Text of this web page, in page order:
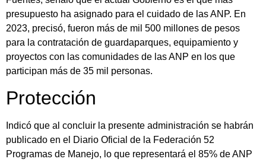
presupuesto ha asignado para el cuidado de las ANP. En
2023, precisó, fueron más de mil 500 millones de pesos
para la contratación de guardaparques, equipamiento y
proyectos con las comunidades de las ANP en los que
participan más de 35 mil personas.
Protección
Indicó que al concluir la presente administración se habrán
publicado en el Diario Oficial de la Federación 52
Programas de Manejo, lo que representará el 85% de ANP